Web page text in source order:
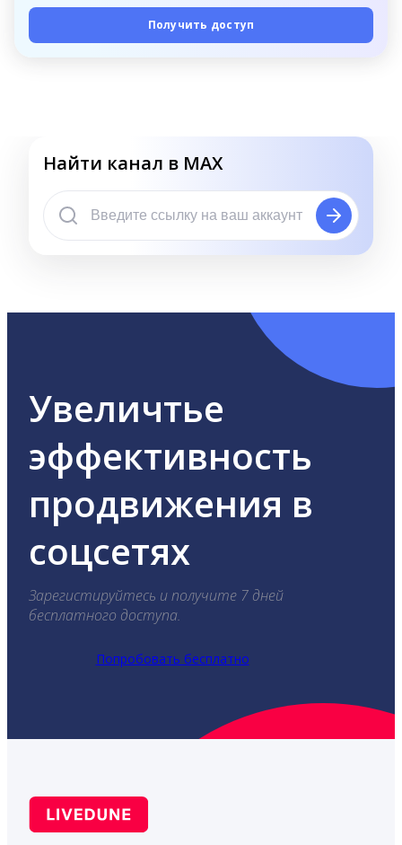
Получить доступ
Найти канал в MAX
Увеличтье
эффективность
продвижения в
соцсетях
Зарегистируйтесь и получите 7 дней
бесплатного доступа.
Попробовать бесплатно